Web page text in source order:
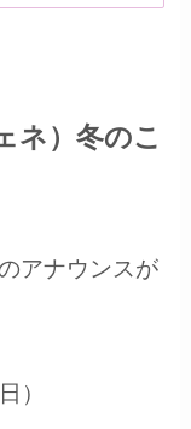
ネ）冬のこ
アナウンスが
）